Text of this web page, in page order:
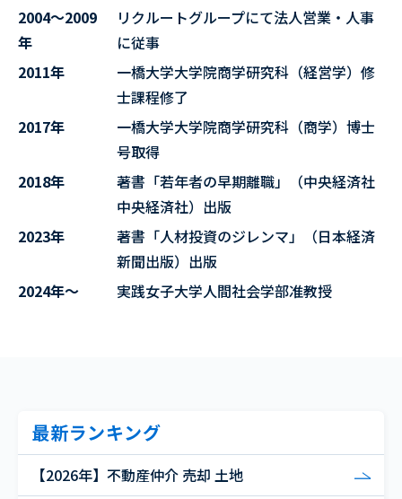
2004～2009
年
リクルートグループにて法人営業・人事
に従事
2011年
一橋大学大学院商学研究科（経営学）修
士課程修了
2017年
一橋大学大学院商学研究科（商学）博士
号取得
2018年
著書「若年者の早期離職」（中央経済社
中央経済社）出版
2023年
著書「人材投資のジレンマ」（日本経済
新聞出版）出版
2024年～
実践女子大学人間社会学部准教授
最新ランキング
【2026年】不動産仲介 売却 土地